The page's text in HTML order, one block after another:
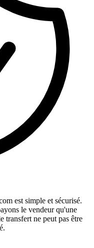
est simple et sécurisé.
le vendeur qu'une
transfert ne peut pas être